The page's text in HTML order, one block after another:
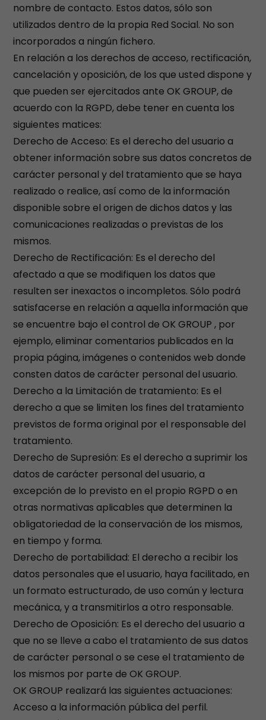
nombre de contacto. Estos datos, sólo son
utilizados dentro de la propia Red Social. No son
incorporados a ningún fichero.
En relación a los derechos de acceso, rectificación,
cancelación y oposición, de los que usted dispone y
que pueden ser ejercitados ante OK GROUP, de
acuerdo con la RGPD, debe tener en cuenta los
siguientes matices:
Derecho de Acceso: Es el derecho del usuario a
obtener información sobre sus datos concretos de
carácter personal y del tratamiento que se haya
realizado o realice, así como de la información
disponible sobre el origen de dichos datos y las
comunicaciones realizadas o previstas de los
mismos.
Derecho de Rectificación: Es el derecho del
afectado a que se modifiquen los datos que
resulten ser inexactos o incompletos. Sólo podrá
satisfacerse en relación a aquella información que
se encuentre bajo el control de OK GROUP , por
ejemplo, eliminar comentarios publicados en la
propia página, imágenes o contenidos web donde
consten datos de carácter personal del usuario.
Derecho a la Limitación de tratamiento: Es el
derecho a que se limiten los fines del tratamiento
previstos de forma original por el responsable del
tratamiento.
Derecho de Supresión: Es el derecho a suprimir los
datos de carácter personal del usuario, a
excepción de lo previsto en el propio RGPD o en
otras normativas aplicables que determinen la
obligatoriedad de la conservación de los mismos,
en tiempo y forma.
Derecho de portabilidad: El derecho a recibir los
datos personales que el usuario, haya facilitado, en
un formato estructurado, de uso común y lectura
mecánica, y a transmitirlos a otro responsable.
Derecho de Oposición: Es el derecho del usuario a
que no se lleve a cabo el tratamiento de sus datos
de carácter personal o se cese el tratamiento de
los mismos por parte de OK GROUP.
OK GROUP realizará las siguientes actuaciones:
Acceso a la información pública del perfil.